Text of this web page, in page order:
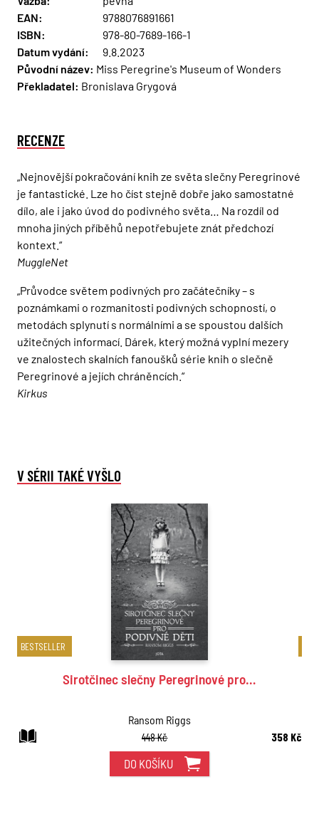
EAN:
9788076891661
ISBN:
978-80-7689-166-1
Datum vydání:
9.8.2023
Původní název: Miss Peregrine's Museum of Wonders
Překladatel: Bronislava Grygová
RECENZE
„Nejnovější pokračování knih ze světa slečny Peregrinové
je fantastické. Lze ho číst stejně dobře jako samostatné
dílo, ale i jako úvod do podivného světa… Na rozdíl od
mnoha jiných příběhů nepotřebujete znát předchozí
kontext.“
MuggleNet
„Průvodce světem podivných pro začátečníky – s
poznámkami o rozmanitosti podivných schopností, o
metodách splynutí s normálními a se spoustou dalších
užitečných informací. Dárek, který možná vyplní mezery
ve znalostech skalních fanoušků série knih o slečně
Peregrinové a jejích chráněncích.“
Kirkus
V SÉRII TAKÉ VYŠLO
BESTSELLER
Sirotčinec slečny Peregrinové pro…
Ransom Riggs
448 Kč
358 Kč
DO KOŠÍKU